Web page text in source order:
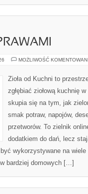
MOŻLIWOŚĆ
Zioła od Kuchni to
zgłębiać ziołową kuchnię
skupia się na tym, jak
smak potraw, napojów,
przetworów. To zielnik
dodatkiem do dań, lecz
wykorzystywane na
bardziej domowych […]